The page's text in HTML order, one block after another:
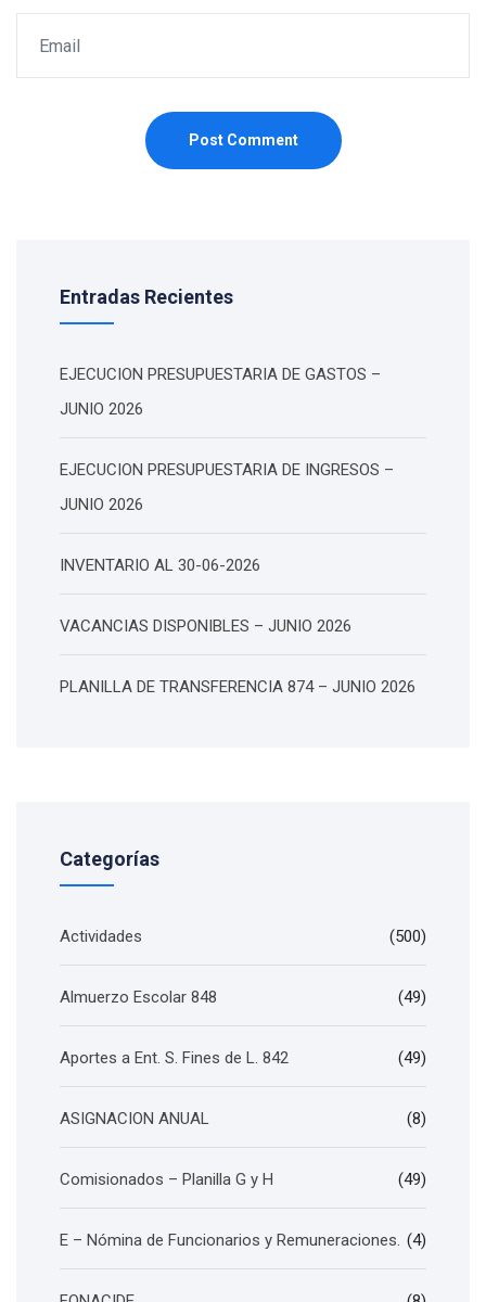
Post Comment
Entradas Recientes
EJECUCION PRESUPUESTARIA DE GASTOS –
JUNIO 2026
EJECUCION PRESUPUESTARIA DE INGRESOS –
JUNIO 2026
INVENTARIO AL 30-06-2026
VACANCIAS DISPONIBLES – JUNIO 2026
PLANILLA DE TRANSFERENCIA 874 – JUNIO 2026
Categorías
Actividades (500)
Almuerzo Escolar 848 (49)
Aportes a Ent. S. Fines de L. 842 (49)
ASIGNACION ANUAL (8)
Comisionados – Planilla G y H (49)
E – Nómina de Funcionarios y Remuneraciones. (4)